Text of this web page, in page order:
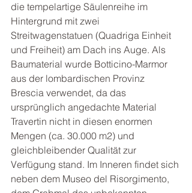
die tempelartige Säulenreihe im
Hintergrund mit zwei
Streitwagenstatuen (Quadriga Einheit
und Freiheit) am Dach ins Auge. Als
Baumaterial wurde Botticino-Marmor
aus der lombardischen Provinz
Brescia verwendet, da das
ursprünglich angedachte Material
Travertin nicht in diesen enormen
Mengen (ca. 30.000 m2) und
gleichbleibender Qualität zur
Verfügung stand. Im Inneren findet sich
neben dem Museo del Risorgimento,